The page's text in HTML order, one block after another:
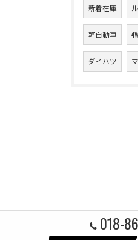
新着在庫
軽自動車
ダイハツ
018-